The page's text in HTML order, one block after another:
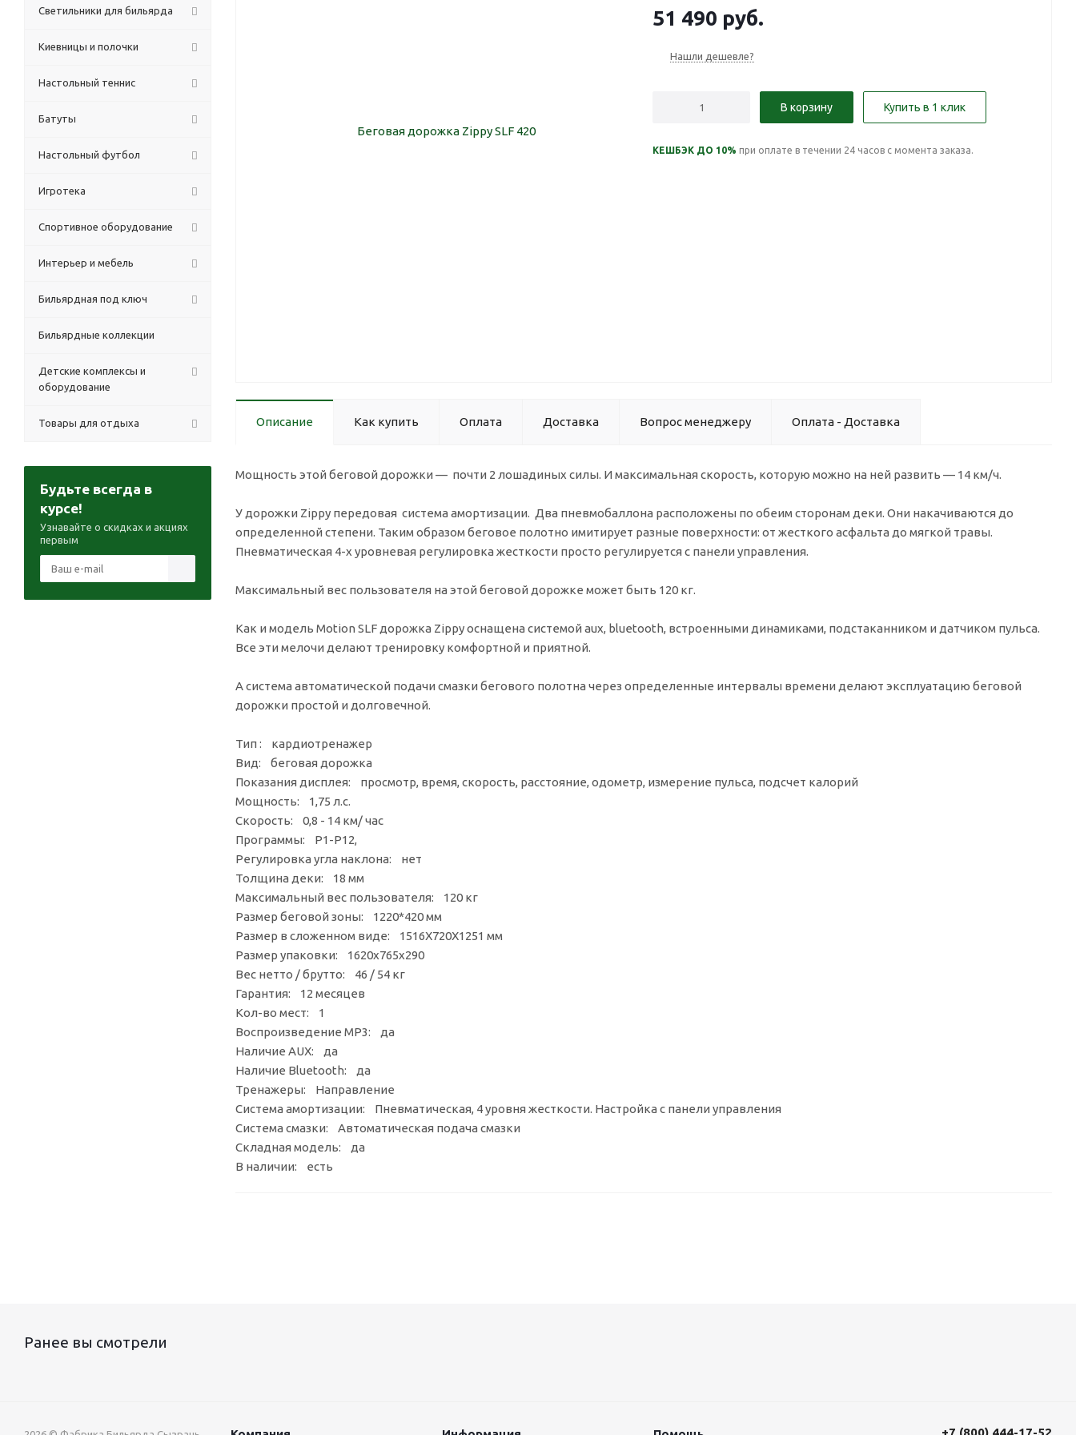
51 490 руб.
Нашли дешевле?
В корзину Купить в 1 клик
КЕШБЭК ДО 10% при оплате в течении 24 часов с момента заказа.
Описание Как купить Оплата Доставка Вопрос менеджеру Оплата - Доставка
Мощность этой беговой дорожки — почти 2 лошадиных силы. И максимальная скорость, которую можно на ней развить — 14 км/ч.
У дорожки Zippy передовая система амортизации. Два пневмобаллона расположены по обеим сторонам деки. Они накачиваются до
определенной степени. Таким образом беговое полотно имитирует разные поверхности: от жесткого асфальта до мягкой травы.
Пневматическая 4-х уровневая регулировка жесткости просто регулируется с панели управления.
Максимальный вес пользователя на этой беговой дорожке может быть 120 кг.
Как и модель Motion SLF дорожка Zippy оснащена системой aux, bluetooth, встроенными динамиками, подстаканником и датчиком пульса.
Все эти мелочи делают тренировку комфортной и приятной.
А система автоматической подачи смазки бегового полотна через определенные интервалы времени делают эксплуатацию беговой
дорожки простой и долговечной.
Тип : кардиотренажер
Вид: беговая дорожка
Показания дисплея: просмотр, время, скорость, расстояние, одометр, измерение пульса, подсчет калорий
Мощность: 1,75 л.с.
Скорость: 0,8 - 14 км/ час
Программы: Р1-Р12,
Регулировка угла наклона: нет
Толщина деки: 18 мм
Максимальный вес пользователя: 120 кг
Размер беговой зоны: 1220*420 мм
Размер в сложенном виде: 1516X720X1251 мм
Размер упаковки: 1620х765х290
Вес нетто / брутто: 46 / 54 кг
Гарантия: 12 месяцев
Кол-во мест: 1
Воспроизведение MP3: да
Наличие AUX: да
Наличие Bluetooth: да
Тренажеры: Направление
Система амортизации: Пневматическая, 4 уровня жесткости. Настройка с панели управления
Система смазки: Автоматическая подача смазки
Складная модель: да
В наличии: есть
Светильники для бильярда
Киевницы и полочки
Настольный теннис
Батуты
Настольный футбол
Игротека
Спортивное оборудование
Интерьер и мебель
Бильярдная под ключ
Бильярдные коллекции
Детские комплексы и
оборудование
Товары для отдыха
Будьте всегда в
курсе!
Узнавайте о скидках и акциях
первым
Ранее вы смотрели
+7 (800) 444-17-52